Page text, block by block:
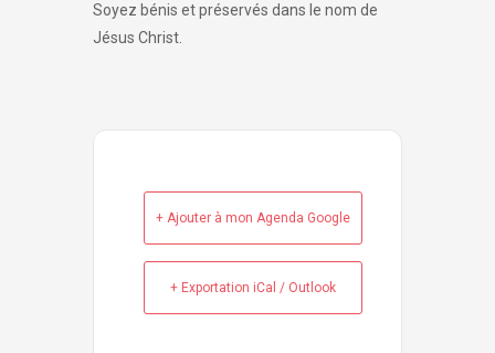
Soyez bénis et préservés dans le nom de
Jésus Christ.
+ Ajouter à mon Agenda Google
+ Exportation iCal / Outlook